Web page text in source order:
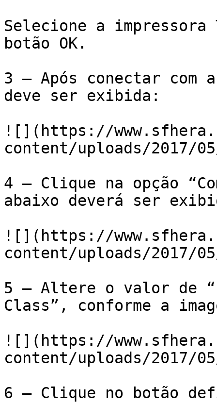
Selecione a impressora
botão OK.
3 – Após conectar
deve ser exibida:
![](https://
content/uploads/2017/
4 – Clique na opção
abaixo deverá ser
![](https://
content/uploads/2017/
5 – Altere o valor de
Class”, conforme a
![](https://
content/uploads/2017/
6 – Clique no botão